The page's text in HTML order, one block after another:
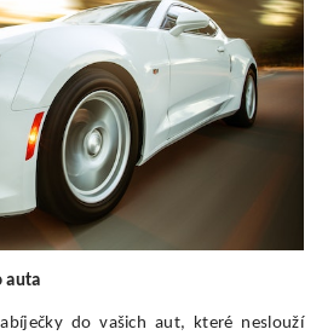
auta
do vašich aut, které neslouží